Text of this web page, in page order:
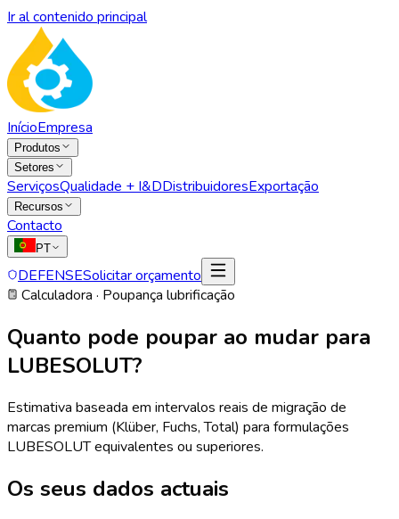
Ir al contenido principal
InícioEmpresa
Produtos
Setores
ServiçosQualidade + I&DDistribuidoresExportação
Recursos
Contacto
PT
DEFENSESolicitar orçamento
Calculadora · Poupança lubrificação
Quanto pode poupar ao mudar para
LUBESOLUT?
Estimativa baseada em intervalos reais de migração de
marcas premium (Klüber, Fuchs, Total) para formulações
LUBESOLUT equivalentes ou superiores.
Os seus dados actuais